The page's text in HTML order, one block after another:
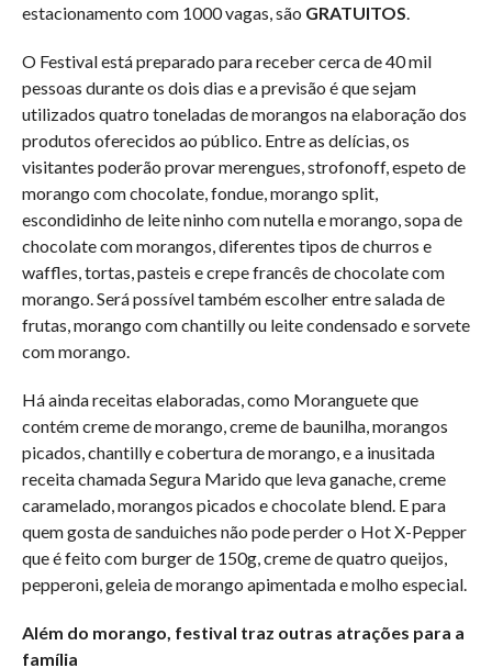
estacionamento com 1000 vagas, são GRATUITOS.
O Festival está preparado para receber cerca de 40 mil
pessoas durante os dois dias e a previsão é que sejam
utilizados quatro toneladas de morangos na elaboração dos
produtos oferecidos ao público. Entre as delícias, os
visitantes poderão provar merengues, strofonoff, espeto de
morango com chocolate, fondue, morango split,
escondidinho de leite ninho com nutella e morango, sopa de
chocolate com morangos, diferentes tipos de churros e
waffles, tortas, pasteis e crepe francês de chocolate com
morango. Será possível também escolher entre salada de
frutas, morango com chantilly ou leite condensado e sorvete
com morango.
Há ainda receitas elaboradas, como Moranguete que
contém creme de morango, creme de baunilha, morangos
picados, chantilly e cobertura de morango, e a inusitada
receita chamada Segura Marido que leva ganache, creme
caramelado, morangos picados e chocolate blend. E para
quem gosta de sanduiches não pode perder o Hot X-Pepper
que é feito com burger de 150g, creme de quatro queijos,
pepperoni, geleia de morango apimentada e molho especial.
Além do morango, festival traz outras atrações para a
família